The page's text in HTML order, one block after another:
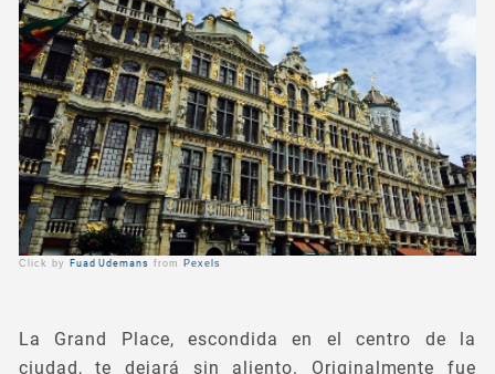
Click by Fuad Udemans from Pexels
La Grand Place, escondida en el centro de la
ciudad, te dejará sin aliento. Originalmente fue